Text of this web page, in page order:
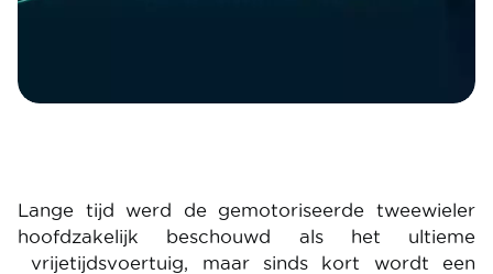
Lange tijd werd de gemotoriseerde tweewieler
hoofdzakelijk beschouwd als het ultieme
vrijetijdsvoertuig, maar sinds kort wordt een